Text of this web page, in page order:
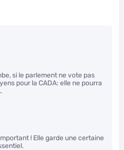
si le parlement ne vote pas
pour la CADA: elle ne pourra
! Elle garde une certaine